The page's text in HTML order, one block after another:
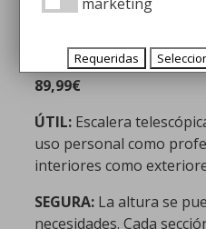
89,99€
ÚTIL: Escalera
uso personal como
interiores como
SEGURA: La altura se
necesidades. Cada
Requeridas